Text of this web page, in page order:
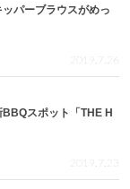
パーブラウスがめっ
2019.7.26
スポット「THE H
2019.7.23